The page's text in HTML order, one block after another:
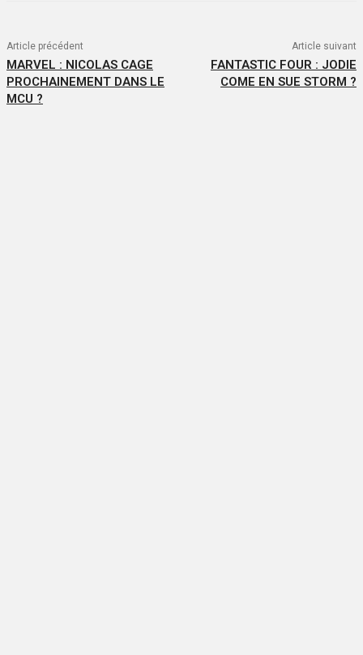
Article précédent
MARVEL : NICOLAS CAGE
PROCHAINEMENT DANS LE
MCU ?
Article suivant
FANTASTIC FOUR : JODIE
COME EN SUE STORM ?